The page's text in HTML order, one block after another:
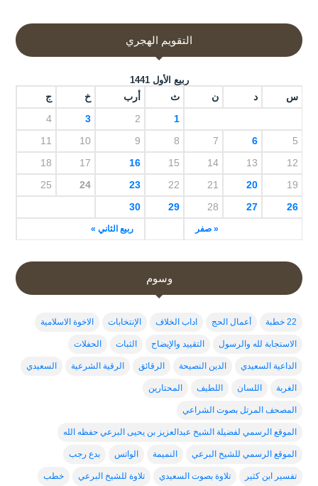
التقويم الهجري
ربيع الأول 1441
س د ن ث أرب خ ج
« صفر ربيع الثاني »
1
2
3
4
5
6
7
8
9
10
11
12
13
14
15
16
17
18
19
20
21
22
23
24
25
26
27
28
29
30
وسوم
22 خطبة أعمال الحج اداب الخلاف الإنتخابات الاخوة الاسلامية
الاستجابة لله والرسول التقييد والإيضاح الثبات الحفلات
الداعية السعيدي الدين النصيحة الرقائق الرقية الشرعية السعيدي
الغربة اللسان اللطيف المحتارين
المصحف المرتل بصوت الشراعي
الموقع الرسمي لفضيلة الشيخ عبدالعزيز بن يحيى البرعي حفظه الله
الموقع الرسمي للشيخ البرعي النميمة الواتس بدع رجب
تفسير ابن كثير تلاوة بصوت السعيدي تلاوة للشيخ البرعي خطب